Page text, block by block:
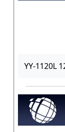
YY-1120L